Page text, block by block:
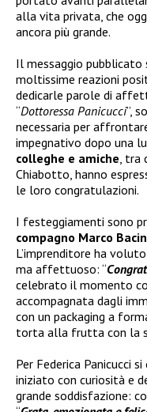
alla vita privata, che
ancora più grande.
Il messaggio
moltissime reazioni
dedicarle parole di
“Dottoressa Panicucci”,
necessaria per
impegnativo dopo una
colleghe e amiche ,
Chiabotto, hanno
le loro congratulazioni.
I festeggiamenti sono
compagno Marco
L’imprenditore ha
ma affettuoso: “
celebrato il momento
accompagnata dagli
con un packaging a
torta alla frutta con la
Per Federica Panicucci
iniziato con curiosità e
grande soddisfazione: